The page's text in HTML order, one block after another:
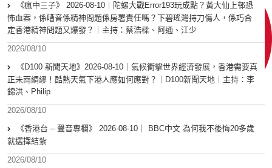
《瘋中三子》 2026-08-10︱陀螺大戰Error193玩成點？黃大仙上邨恐
怖血案，係嘈音係精神問題係房署責任嗎？下碧瑤灣持刀傷人，係巧合
定香港精神問題又爆發？｜主持：蔡浩樑、阿通、江少
2026/08/10
《D100 新聞天地》2026-08-10｜氣候衝擊世界經濟發展，香港需要真
正未雨綢繆！酷熱天氣下港人應如何應對？｜D100新聞天地｜主持：李
錦洪、Philip
2026/08/10
《香港台 – 聲音專欄》 2026-08-10｜ BBC中文 為何我不後悔20多歲
就選擇結紮
2026/08/10